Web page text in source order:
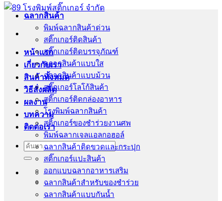
หน้าแรก
เกี่ยวกับเรา
สินค้าทั้งหมด
วิธีสั่งผลิต
ผลงาน
บทความ
ติดต่อเรา
ค้นหา:
ฉลากสินค้า
พิมพ์ฉลากสินค้าด่วน
สติ๊กเกอร์ติดสินค้า
สติ๊กเกอร์ติดบรรจุภัณฑ์
ฉลากสินค้าแบบใส
ฉลากสินค้าแบบม้วน
สติ๊กเกอร์โลโก้สินค้า
สติ๊กเกอร์ติดกล่องอาหาร
โรงพิมพ์ฉลากสินค้า
สติ้กเกอร์ของชำร่วยงานศพ
พิมพ์ฉลากเจลแอลกอฮอล์
ฉลากสินค้าติดขวดและกระปุก
สติ๊กเกอร์แปะสินค้า
ออกแบบฉลากอาหารเสริม
ฉลากสินค้าสำหรับของชำร่วย
ฉลากสินค้าแบบกันน้ำ